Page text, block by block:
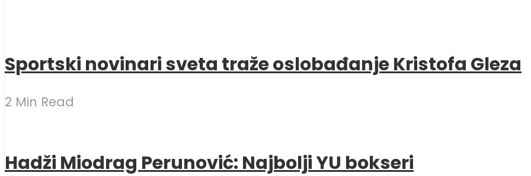
Sportski novinari sveta traže oslobađanje Kristofa Gleza
2 Min Read
Hadži Miodrag Perunović: Najbolji YU bokseri